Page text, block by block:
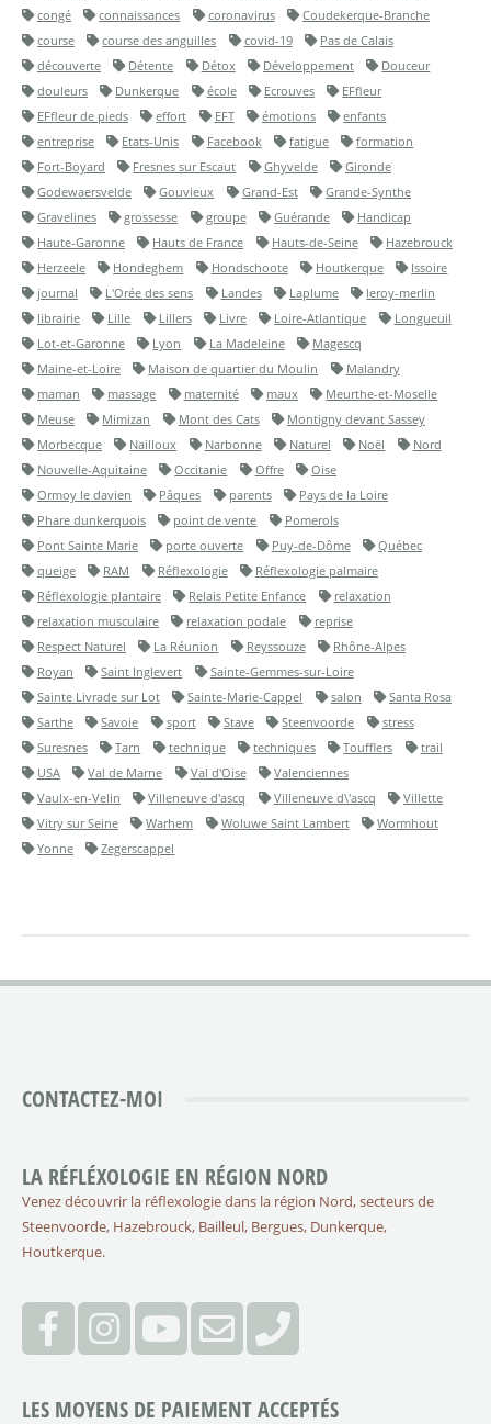
congé
connaissances coronavirus
Coudekerque-Branche
course
course des anguilles covid-19
Pas de Calais
découverte
Détente Détox Développement
Douceur
douleurs
Dunkerque école Ecrouves
EFfleur
EFfleur de pieds
effort EFT émotions
enfants
entreprise
Etats-Unis Facebook fatigue
formation
Fort-Boyard
Fresnes sur Escaut Ghyvelde
Gironde
Godewaersvelde
Gouvieux Grand-Est
Grande-Synthe
Gravelines
grossesse groupe Guérande
Handicap
Haute-Garonne
Hauts de France Hauts-de-Seine
Hazebrouck
Herzeele
Hondeghem Hondschoote Houtkerque
Issoire
journal
L'Orée des sens Landes Laplume
leroy-merlin
librairie
Lille Lillers Livre Loire-Atlantique
Longueuil
Lot-et-Garonne
Lyon La Madeleine
Magescq
Maine-et-Loire
Maison de quartier du Moulin
Malandry
maman
massage maternité maux
Meurthe-et-Moselle
Meuse
Mimizan Mont des Cats
Montigny devant Sassey
Morbecque
Nailloux Narbonne Naturel Noël
Nord
Nouvelle-Aquitaine
Occitanie Offre
Oise
Ormoy le davien
Pâques parents
Pays de la Loire
Phare dunkerquois
point de vente
Pomerols
Pont Sainte Marie
porte ouverte Puy-de-Dôme
Québec
queige
RAM Réflexologie
Réflexologie palmaire
Réflexologie plantaire
Relais Petite Enfance
relaxation
relaxation musculaire
relaxation podale
reprise
Respect Naturel
La Réunion Reyssouze
Rhône-Alpes
Royan
Saint Inglevert
Sainte-Gemmes-sur-Loire
Sainte Livrade sur Lot
Sainte-Marie-Cappel salon
Santa Rosa
Sarthe
Savoie sport Stave Steenvoorde
stress
Suresnes
Tarn technique techniques Toufflers
trail
USA
Val de Marne Val d'Oise
Valenciennes
Vaulx-en-Velin
Villeneuve d'ascq Villeneuve d\'ascq
Villette
Vitry sur Seine
Warhem Woluwe Saint Lambert
Wormhout
Yonne
Zegerscappel
CONTACTEZ-MOI
LA RÉFLÉXOLOGIE EN RÉGION NORD
Venez découvrir la réflexologie dans la région Nord, secteurs de
Steenvoorde, Hazebrouck, Bailleul, Bergues, Dunkerque,
Houtkerque.
LES MOYENS DE PAIEMENT ACCEPTÉS